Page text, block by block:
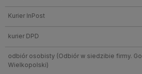
Kurier InPost
kurier DPD
odbiór osobisty (Odbiór w siedzibie firmy.
Wielkopolski)